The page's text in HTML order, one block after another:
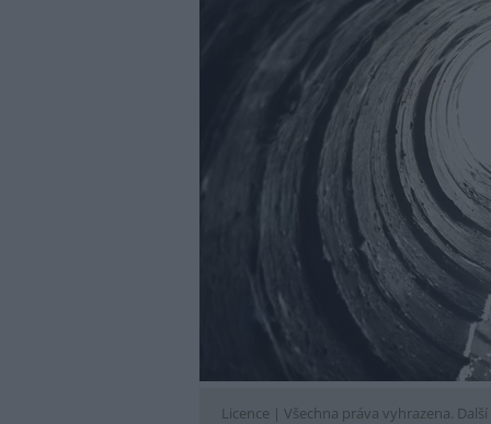
Licence | Všechna práva vyhrazena.